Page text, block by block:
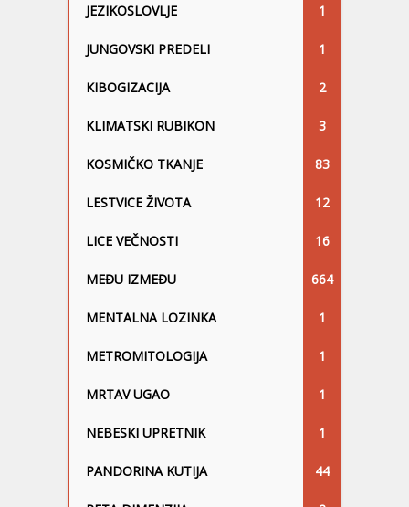
JEZIKOSLOVLJE 1
JUNGOVSKI PREDELI 1
KIBOGIZACIJA 2
KLIMATSKI RUBIKON 3
KOSMIČKO TKANJE 83
LESTVICE ŽIVOTA 12
LICE VEČNOSTI 16
MEĐU IZMEĐU 664
MENTALNA LOZINKA 1
METROMITOLOGIJA 1
MRTAV UGAO 1
NEBESKI UPRETNIK 1
PANDORINA KUTIJA 44